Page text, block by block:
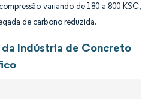
variando de 180 a 800 KSC,
de carbono reduzida.
Indústria de Concreto